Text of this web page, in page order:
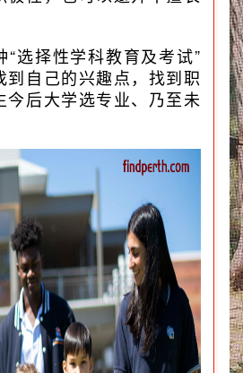
“选择性学科教育及考试”
到自己的兴趣点，找到职
今后大学选专业、乃至未